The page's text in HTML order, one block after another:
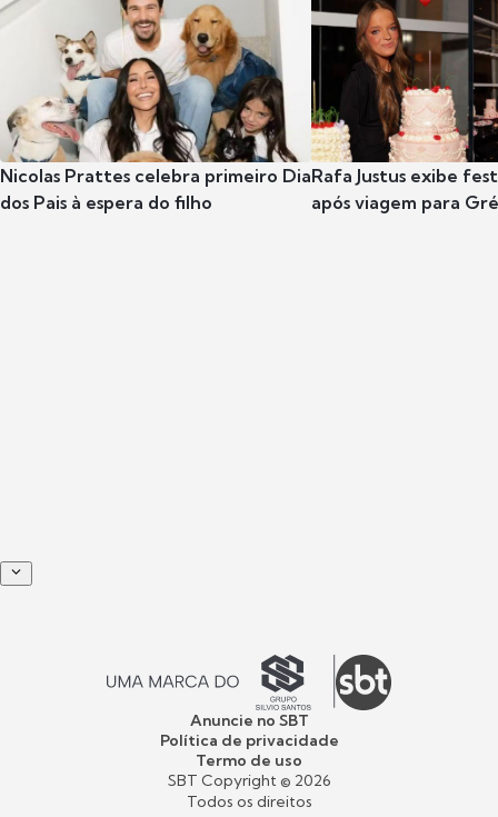
Nicolas Prattes celebra primeiro Dia
dos Pais à espera do filho
Rafa Justus exibe
após viagem para
Anuncie no SBT
Política de privacidade
Termo de uso
SBT Copyright © 2026
Todos os direitos